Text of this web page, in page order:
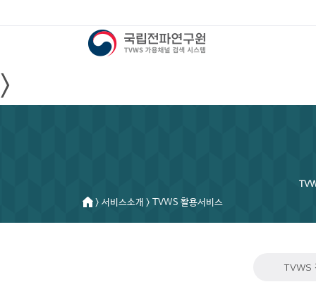
>
> 서비스소개 > TVWS 활용서비스
TVWS